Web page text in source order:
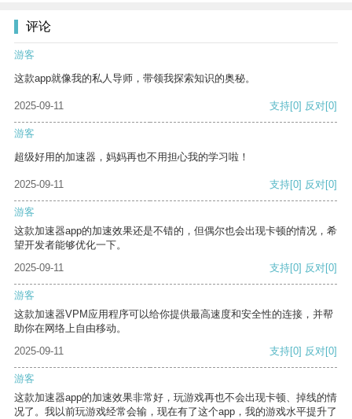
评论
游客
这款app就像我的私人导师，带领我探索知识的奥秘。
2025-09-11 支持[0] 反对[0]
游客
超级好用的加速器，妈妈再也不用担心我的学习啦！
2025-09-11 支持[0] 反对[0]
游客
这款加速器app的加速效果还是不错的，但偶尔也会出现卡顿的情况，希
望开发者能够优化一下。
2025-09-11
支持[0] 反对[0]
游客
这款加速器VPM应用程序可以给你提供最高速度和安全性的连接，并帮
助你在网络上自由移动。
2025-09-11
支持[0] 反对[0]
游客
这款加速器app的加速效果非常好，玩游戏再也不会出现卡顿、掉线的情
况了。我以前玩游戏经常会输，现在有了这个app，我的游戏水平提升了